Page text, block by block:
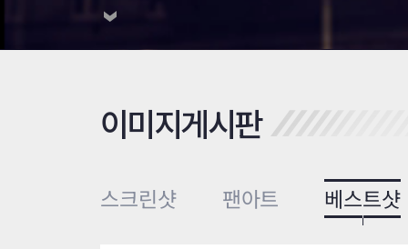
이미지게시판
스크린샷 팬아트 베스트샷